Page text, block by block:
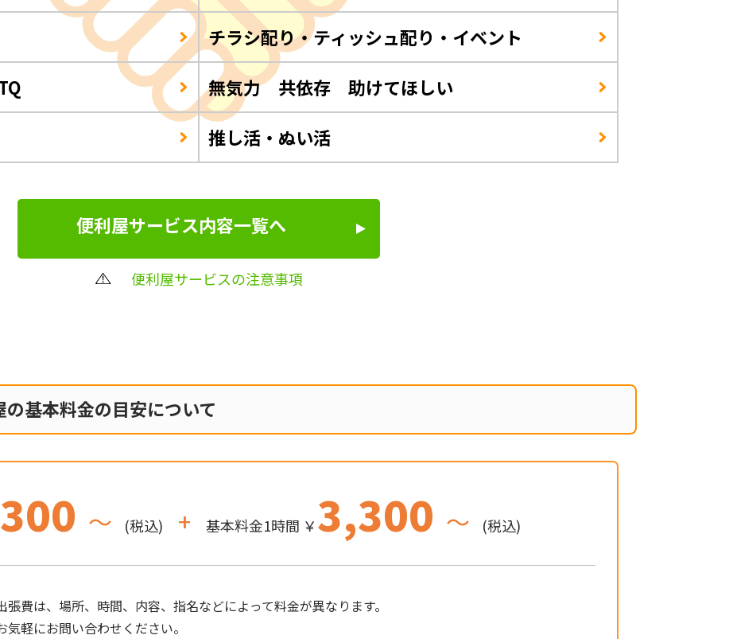
チラシ配り・ティッシュ配り・イベント
無気力 共依存 助けてほしい
推し活・ぬい活
便利屋サービス内容一覧へ
便利屋サービスの注意事項
の基本料金の目安について
～ (税込) + 基本料金1時間 ￥3,300 ～ (税込)
張費は、場所、時間、内容、指名などによって料金が異なります。
気軽にお問い合わせください。